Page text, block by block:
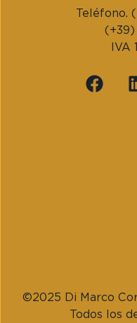
Teléfono.
(+39)
IVA
©2025 Di Marco
Todos los